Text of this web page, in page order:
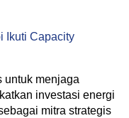
Ikuti Capacity
untuk menjaga
investasi energi
mitra strategis